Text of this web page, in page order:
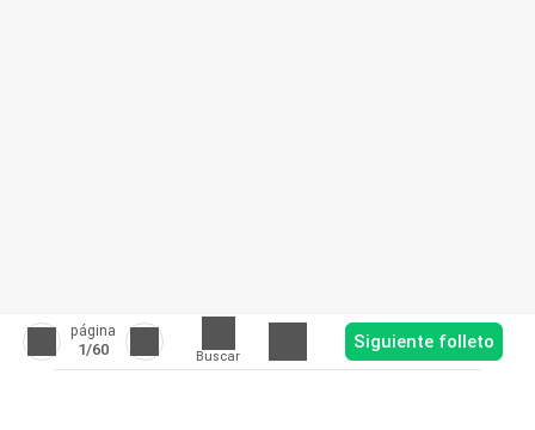
página
1/60 Buscar
Siguiente folleto